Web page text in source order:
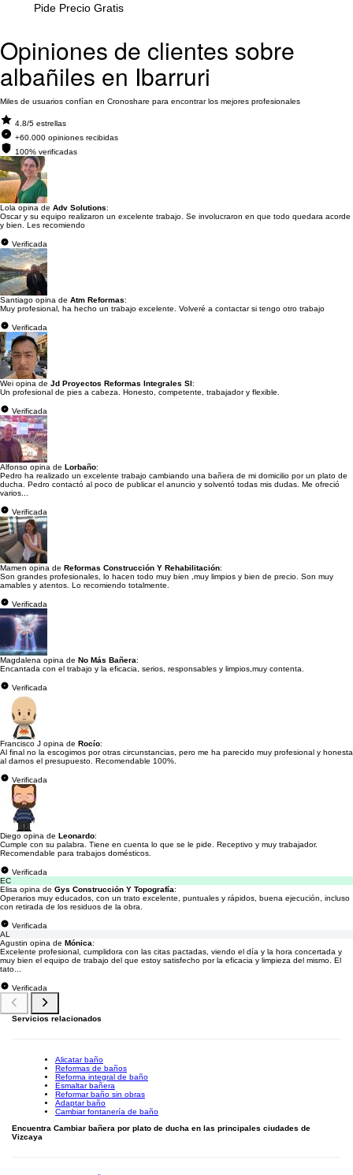
Pide Precio Gratis
Opiniones de clientes sobre
albañiles en Ibarruri
Miles de usuarios confían en Cronoshare para encontrar los mejores profesionales
4.8/5 estrellas
+60.000 opiniones recibidas
100% verificadas
Lola opina de Adv Solutions:
Oscar y su equipo realizaron un excelente trabajo. Se involucraron en que todo quedara acorde
y bien. Les recomiendo
Verificada
Santiago opina de Atm Reformas:
Muy profesional, ha hecho un trabajo excelente. Volveré a contactar si tengo otro trabajo
Verificada
Wei opina de Jd Proyectos Reformas Integrales Sl:
Un profesional de pies a cabeza. Honesto, competente, trabajador y flexible.
Verificada
Alfonso opina de Lorbaño:
Pedro ha realizado un excelente trabajo cambiando una bañera de mi domicilio por un plato de
ducha. Pedro contactó al poco de publicar el anuncio y solventó todas mis dudas. Me ofreció
varios...
Verificada
Mamen opina de Reformas Construcción Y Rehabilitación:
Son grandes profesionales, lo hacen todo muy bien ,muy limpios y bien de precio. Son muy
amables y atentos. Lo recomiendo totalmente.
Verificada
Magdalena opina de No Más Bañera:
Encantada con el trabajo y la eficacia, serios, responsables y limpios,muy contenta.
Verificada
Francisco J opina de Rocío:
Al final no la escogimos por otras circunstancias, pero me ha parecido muy profesional y honesta
al darnos el presupuesto. Recomendable 100%.
Verificada
Diego opina de Leonardo:
Cumple con su palabra. Tiene en cuenta lo que se le pide. Receptivo y muy trabajador.
Recomendable para trabajos domésticos.
Verificada
EC
Elisa opina de Gys Construcción Y Topografía:
Operarios muy educados, con un trato excelente, puntuales y rápidos, buena ejecución, incluso
con retirada de los residuos de la obra.
Verificada
AL
Agustin opina de Mónica:
Excelente profesional, cumplidora con las citas pactadas, viendo el día y la hora concertada y
muy bien el equipo de trabajo del que estoy satisfecho por la eficacia y limpieza del mismo. El
tato...
Verificada
Servicios relacionados
Alicatar baño
Reformas de baños
Reforma integral de baño
Esmaltar bañera
Reformar baño sin obras
Adaptar baño
Cambiar fontanería de baño
Encuentra Cambiar bañera por plato de ducha en las principales ciudades de
Vizcaya